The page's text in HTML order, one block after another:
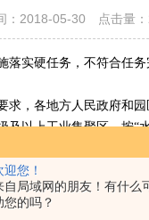
迎您！
自局域网的朋友！有什么
您的吗？
：2018-05-30 点击量：
实硬任务，不符合任
各地方人民政府和园
以上工业集聚区，按
成污水集中处理设施
水集中处理设施并安